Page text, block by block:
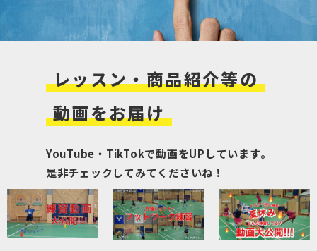
レッスン・商品紹介等の
動画をお届け
YouTube・TikTokで動画をUPしています。
是非チェックしてみてくださいね！